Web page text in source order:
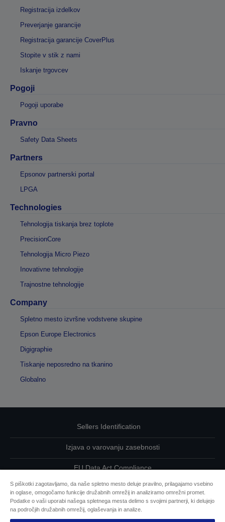
Registracija izdelkov
Preverjanje garancije
Registracija garancije CoverPlus
Stopite v stik z nami
Iskanje trgovcev
Pogoji
Pogoji uporabe
Pravno
Safety Data Sheets
Partners
Epsonov partnerski portal
LPGA
Technologies
Tehnologija tiskanja brez toplote
PrecisionCore
Tehnologija Micro Piezo
Inovativne tehnologije
Trajnostne tehnologije
Company
Spletno mesto izvršne vodstvene skupine
Epson Europe Electronics
Digigraphie
Tiskanje neposredno na tkanino
Globalno
Sellers Identification
Izjava o varovanju zasebnosti
EU Data Act Compliance
Kontaktirajte nas glede svojih podatkov
Informacije o piškotkih
S piškotki zagotavljamo, da naše spletno mesto deluje pravilno, prilagajamo vsebino
in oglase, omogočamo funkcije družabnih omrežij in analiziramo omrežni promet.
Podatke o vaši uporabi našega spletnega mesta delimo s svojimi partnerji, ki delujejo
na področjih družabnih omrežij, oglaševanja in analize.